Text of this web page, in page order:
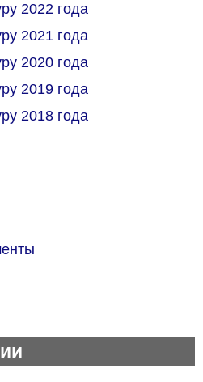
2022 года
2021 года
2020 года
2019 года
2018 года